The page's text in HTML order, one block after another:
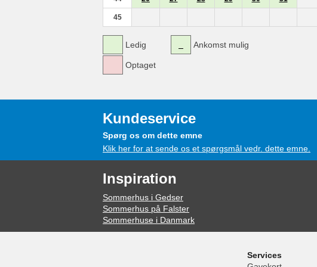
45
Ledig
Optaget
Ankomst mulig
Kundeservice
Spørg os om dette emne
Klik her for at sende os et spørgsmål vedr. dette emne.
Inspiration
Sommerhus i Gedser
Sommerhus på Falster
Sommerhuse i Danmark
Services